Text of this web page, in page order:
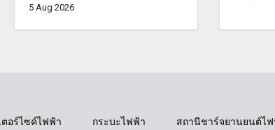
5 Aug 2026
ตอร์ไซค์ไฟฟ้า กระบะไฟฟ้า สถานีชาร์จยานยนต์ไ